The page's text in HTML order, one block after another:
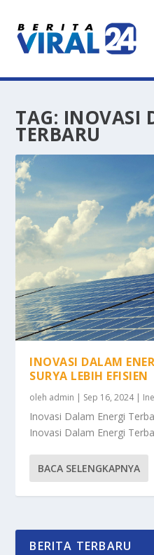
TAG: INOVASI
TERBARU
INOVASI DALAM
SURYA LEBIH EFISIEN
oleh admin | Sep 16, 2024|
Inovasi Dalam Energi
Inovasi Dalam Energi
BACA SELENGKAPNYA
BERITA TERBARU